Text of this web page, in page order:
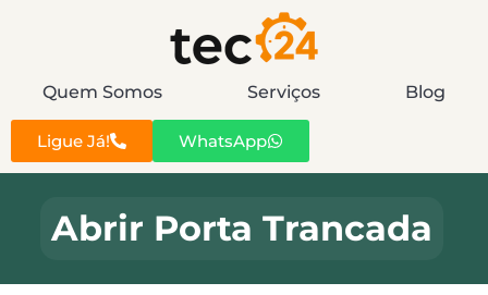
Quem Somos Serviços Blog
Ligue Já! WhatsApp
Abrir Porta Trancada